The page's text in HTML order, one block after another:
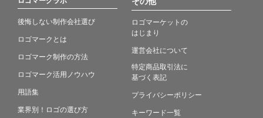
後悔しない制作会社選び
ロゴマークとは
ロゴマーク制作の方法
ロゴマーク活用ノウハウ
用語集
業界別！ロゴの選び方
ロゴマーケットの
はじまり
運営会社について
特定商品取引法に
基づく表記
プライバシーポリシー
キーワード一覧